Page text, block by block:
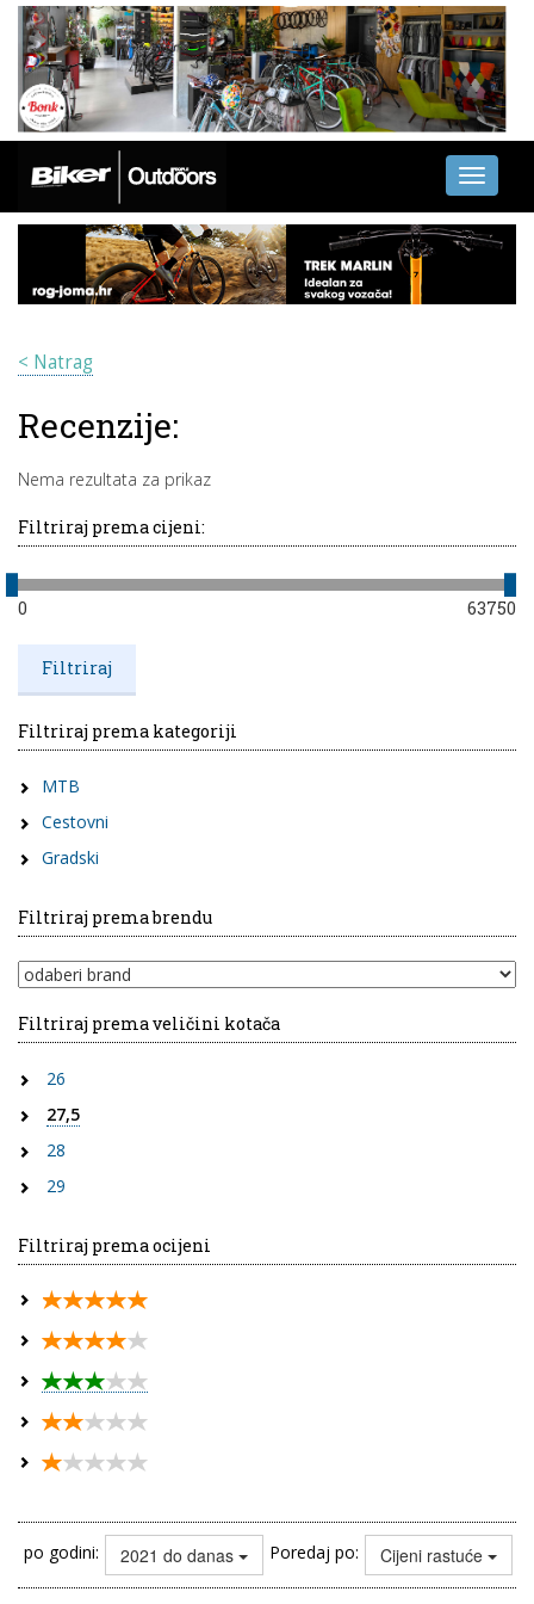
Toggle
< Natrag
Recenzije:
Nema rezultata za prikaz
Filtriraj prema cijeni:
0 63750
Filtriraj prema kategoriji
MTB
Cestovni
Gradski
Filtriraj prema brendu
Filtriraj prema veličini kotača
26
27,5
28
29
Filtriraj prema ocijeni
po godini: 2021 do danas Poredaj po: Cijeni rastuće